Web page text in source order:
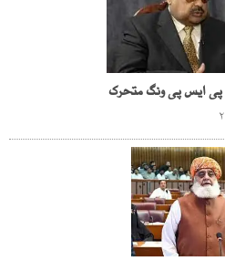
پی ایس پی ونگ متحرک